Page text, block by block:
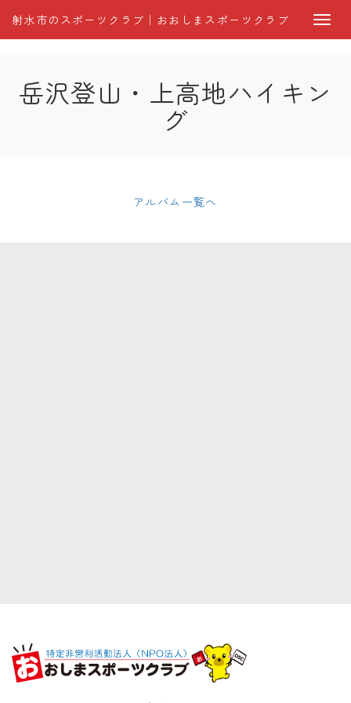
射水市のスポーツクラブ｜おおしまスポーツクラブ
岳沢登山・上高地ハイキン
グ
アルバム一覧へ